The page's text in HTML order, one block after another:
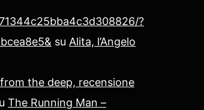
?
su Alita, l’Angelo
the deep, recensione
The Running Man –